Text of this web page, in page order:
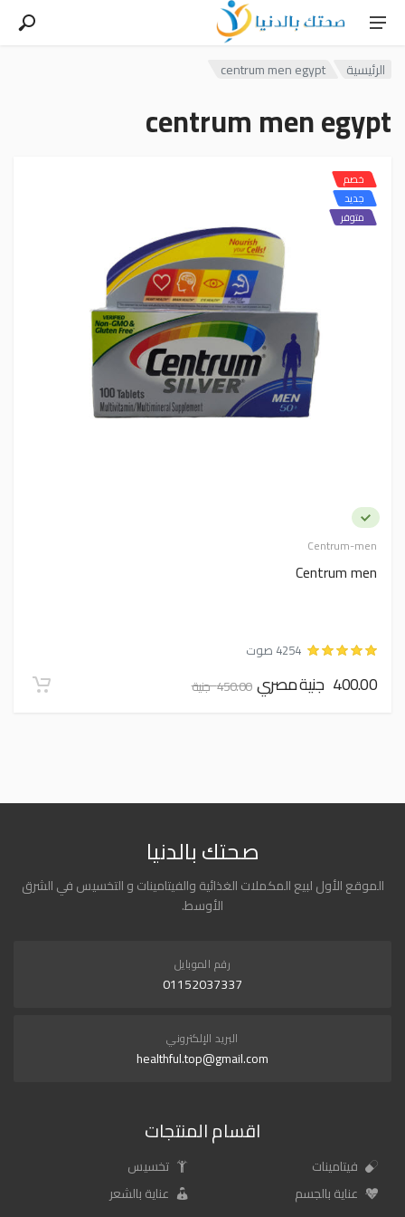
الرئيسية centrum men egypt
centrum men egypt
Centrum-men
خصم
جديد
متوفر
Centrum men
4254 صوت
400.00 جنية مصري 450.00 جنية
صحتك بالدنيا
الموقع الأول لبيع المكملات الغذائية والفيتامينات و التخسيس في الشرق
الأوسط.
رقم الموبايل
01152037337
البريد الإلكتروني
healthful.top@gmail.com
اقسام المنتجات
فيتامينات
تخسيس
عناية بالجسم
عناية بالشعر